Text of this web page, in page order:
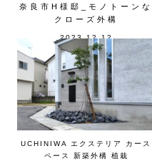
2023.12.12
奈良市H様邸_モノトーンな
クローズ外構
UCHINIWA エクステリア
カース
ペース
新築外構 植栽